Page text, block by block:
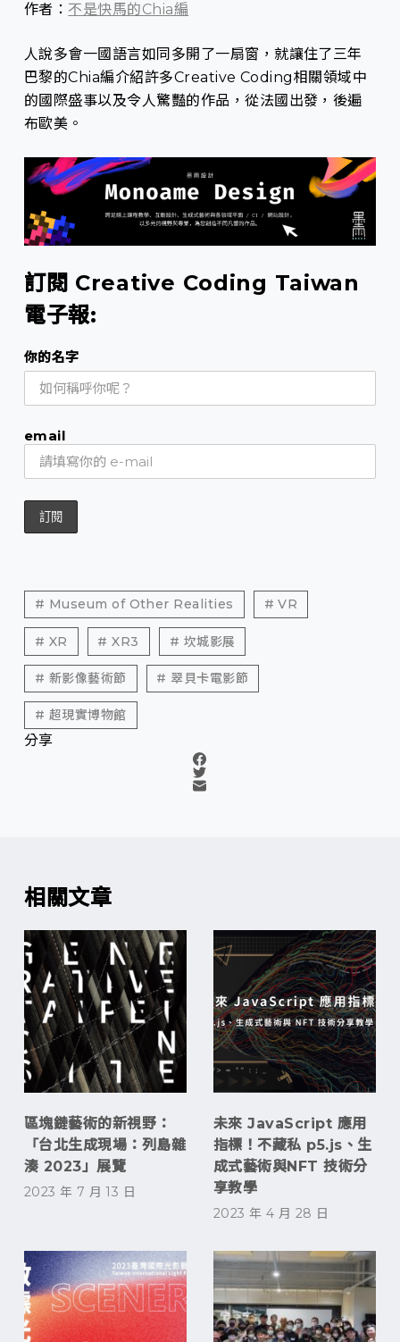
作者： 不是快馬的Chia編
人說多會一國語言如同多開了一扇窗，就讓住了三年
巴黎的Chia編介紹許多Creative Coding相關領域中
的國際盛事以及令人驚豔的作品，從法國出發，後遍
布歐美。
訂閱 Creative Coding Taiwan
電子報:
你的名字
email
# Museum of Other Realities # VR
# XR # XR3 # 坎城影展
# 新影像藝術節 # 翠貝卡電影節
# 超現實博物館
分享
相關文章
區塊鏈藝術的新視野：
「台北生成現場：列島雜
湊 2023」展覽
2023 年 7 月 13 日
未來 JavaScript 應用
指標！不藏私 p5.js、生
成式藝術與NFT 技術分
享教學
2023 年 4 月 28 日